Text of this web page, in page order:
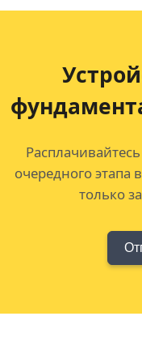
очередного
только